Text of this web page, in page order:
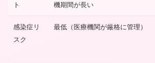
ト
機期間が長い
感染症リ
スク
最低（医療機関が厳格に管理）